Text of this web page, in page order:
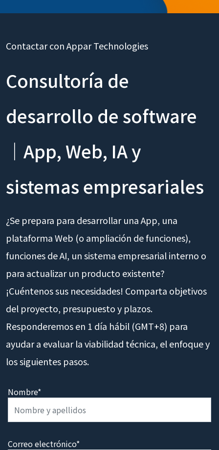
Contactar con Appar Technologies
Consultoría de
desarrollo de software
｜App, Web, IA y
sistemas empresariales
¿Se prepara para desarrollar una App, una
plataforma Web (o ampliación de funciones),
funciones de AI, un sistema empresarial interno o
para actualizar un producto existente?
¡Cuéntenos sus necesidades! Comparta objetivos
del proyecto, presupuesto y plazos.
Responderemos en 1 día hábil (GMT+8) para
ayudar a evaluar la viabilidad técnica, el enfoque y
los siguientes pasos.
Nombre*
Correo electrónico*